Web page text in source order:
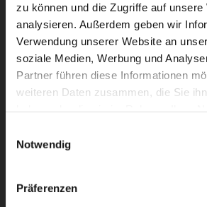
zu können und die Zugriffe auf unsere
analysieren. Außerdem geben wir
Verwendung unserer Website an
soziale Medien, Werbung und
Partner führen diese Informationen
weiteren Daten zusammen, die Sie
Notwendig
Präferenzen
Dies könnte